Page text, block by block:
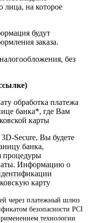
лица, на которое
будут
заказа.
без
обработка платежа
банка*, где Вам
карты
Secure, Вы будете
банка,
процедуры
Информацию о
карту
через платежный шлюз
безопасности PCI
технологии